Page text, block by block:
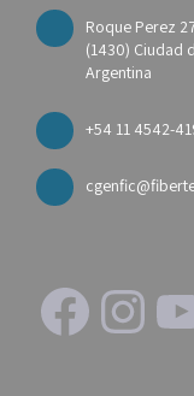
Roque Perez
(1430) Ciudad
Argentina
+54 11 4542-